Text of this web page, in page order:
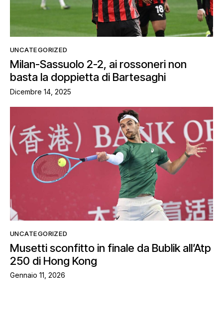
UNCATEGORIZED
Milan-Sassuolo 2-2, ai rossoneri non
basta la doppietta di Bartesaghi
Dicembre 14, 2025
UNCATEGORIZED
Musetti sconfitto in finale da Bublik all’Atp
250 di Hong Kong
Gennaio 11, 2026